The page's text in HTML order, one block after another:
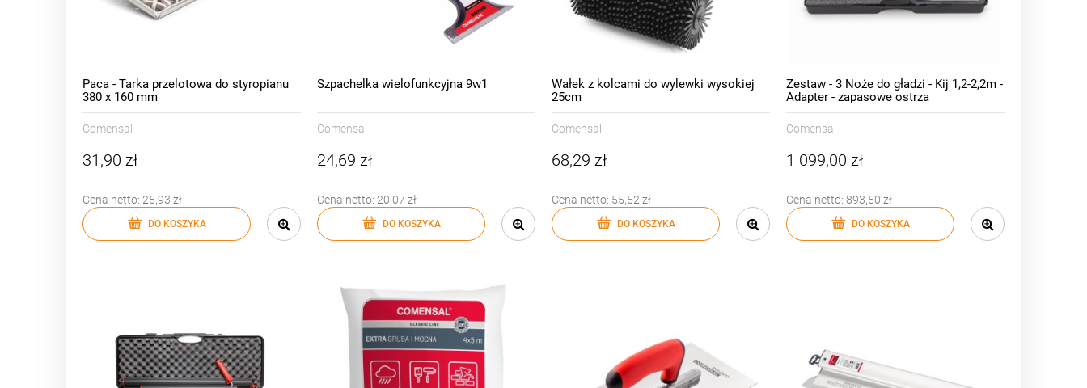
Paca - Tarka przelotowa do styropianu
380 x 160 mm
Comensal
31,90 zł
Cena netto: 25,93 zł
DO KOSZYKA
Szpachelka wielofunkcyjna 9w1
Comensal
24,69 zł
Cena netto: 20,07 zł
DO KOSZYKA
Wałek z kolcami do wylewki wysokiej
25cm
Comensal
68,29 zł
Cena netto: 55,52 zł
DO KOSZYKA
Zestaw - 3 Noże do gładzi - Kij 1,2-2,2m -
Adapter - zapasowe ostrza
Comensal
1 099,00 zł
Cena netto: 893,50 zł
DO KOSZYKA